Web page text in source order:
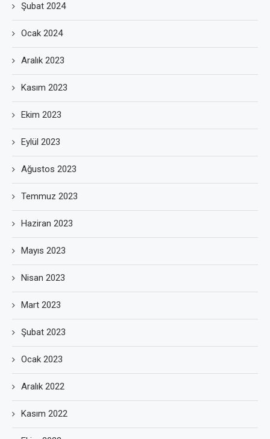
Şubat 2024
Ocak 2024
Aralık 2023
Kasım 2023
Ekim 2023
Eylül 2023
Ağustos 2023
Temmuz 2023
Haziran 2023
Mayıs 2023
Nisan 2023
Mart 2023
Şubat 2023
Ocak 2023
Aralık 2022
Kasım 2022